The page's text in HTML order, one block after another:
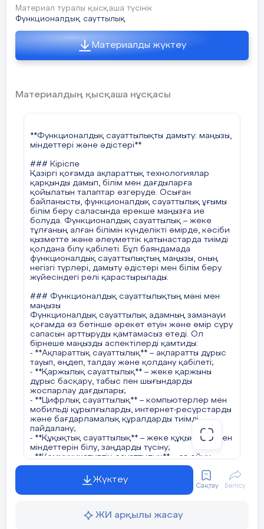
талдауға, себеп-салдарлық байланыстарды
анықтауға және шешім қабылдауға үйретеді.
ұсынып, оны зерттеп, шешім табуға бағыттайды.
#### 3. **Ойын технологиялары**
оларды шешуге үйренеді. Бұл олардың
дағдыларын жетілдіреді.
#### 4. **Ақпараттық-коммуникациялық
технологияларды (АКТ) пайдалану**
Қазіргі таңда сандық технологиялар
функционалдық сауаттылықтың маңызды бөлігі
болып табылады. Оқушыларға интернет-
ресурстарды қолдануды, электрондық
оқулықтармен жұмыс істеуді, онлайн курстардан
білім алуды үйрету маңызды.
#### 5. **Пәнаралық байланыс**
Функционалдық сауаттылықты дамыту үшін
әртүрлі пәндер бойынша интеграцияланған
сабақтар өткізу қажет. Мысалы, математика
сабақтарында қаржылық сауаттылық
элементтерін қосу немесе тарих сабақтарында
құқықтық сауаттылықты дамытуға назар аудару.
#### 6. **Жеке оқыту әдістері**
Әр оқушының қабілеті мен қажеттілігіне қарай
оқыту тәсілдерін бейімдеу – функционалдық
сауаттылықты дамытудағы маңызды бағыттардың
бірі. Бұл тәсіл арқылы оқушылар өздеріне
ыңғайлы білім алу жолдарын таңдап, өз бетінше
оқуға бейімделеді.
### Білім беру жүйесіндегі рөлі
Функционалдық сауаттылық – мектеп
бағдарламасының ажырамас бөлігіне айналуы
тиіс. Қазақстанда бұл бағытта бірнеше маңызды
реформалар жүзеге асырылуда:
- **Жаңартылған білім беру мазмұны** –
оқушылардың өмірлік дағдыларын дамытуға
бағытталған жаңа әдістемелер енгізілуде.
- **PISA, TIMSS, PIRLS халықаралық зерттеулеріне
қатысу** – қазақстандық оқушылардың
функционалдық сауаттылық деңгейін
халықаралық стандарттармен салыстырып
- **Мұғалімдердің біліктілігін арттыру** –
әдістерін тиімді қолдана білуі тиіс.
Материал туралы қысқаша түсінік
Функционалдық сауттылық
Материалды жүктеу
Материалдың қысқаша нұсқасы
**Функционалдық сауаттылықты дамыту: маңызы,
міндеттері және әдістері**
### Кіріспе
Қазіргі қоғамда ақпараттық технологиялар
қарқынды дамып, білім мен дағдыларға
қойылатын талаптар өзгеруде. Осыған
байланысты, функционалдық сауаттылық ұғымы
білім беру саласында ерекше маңызға ие
болуда. Функционалдық сауаттылық – жеке
тұлғаның алған білімін күнделікті өмірде, кәсіби
қызметте және әлеуметтік қатынастарда тиімді
қолдана білу қабілеті. Бұл баяндамада
функционалдық сауаттылықтың маңызы, оның
негізгі түрлері, дамыту әдістері мен білім беру
жүйесіндегі рөлі қарастырылады.
### Функционалдық сауаттылықтың мәні мен
маңызы
Функционалдық сауаттылық адамның заманауи
қоғамда өз бетінше әрекет етуін және өмір сүру
сапасын арттыруды қамтамасыз етеді. Ол
бірнеше маңызды аспектілерді қамтиды:
- **Ақпараттық сауаттылық** – ақпаратты дұрыс
тауып, өңдеп, талдау және қолдану қабілеті;
- **Қаржылық сауаттылық** – жеке қаржыны
дұрыс басқару, табыс пен шығындарды
жоспарлау дағдылары;
- **Цифрлық сауаттылық** – компьютерлер мен
мобильді құрылғыларды, интернет-ресурстарды
және бағдарламалық құралдарды тиімді
пайдалану;
- **Құқықтық сауаттылық** – жеке құқықтары мен
міндеттерін білу, заңдарды түсіну;
- **Коммуникативтік сауаттылық** – өз ойын
ашық, нақты жеткізу, пікірталас жүргізу және
келіссөздерге қатысу қабілеті.
### Функционалдық сауаттылықты дамытудың
Функционалдық сауаттылықты дамыту
Жүктеу
Сақтау Бөлісу
ЖИ арқылы жасау